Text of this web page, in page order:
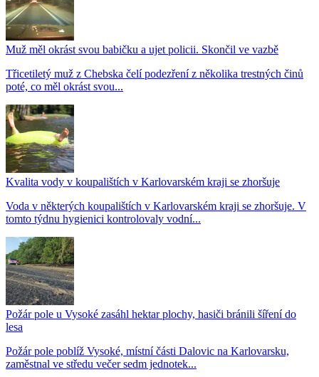
Muž měl okrást svou babičku a ujet policii. Skončil ve vazbě
Třicetiletý muž z Chebska čelí podezření z několika trestných činů
poté, co měl okrást svou...
Kvalita vody v koupalištích v Karlovarském kraji se zhoršuje
Voda v některých koupalištích v Karlovarském kraji se zhoršuje. V
tomto týdnu hygienici kontrolovaly vodní...
Požár pole u Vysoké zasáhl hektar plochy, hasiči bránili šíření do
lesa
Požár pole poblíž Vysoké, místní části Dalovic na Karlovarsku,
zaměstnal ve středu večer sedm jednotek...